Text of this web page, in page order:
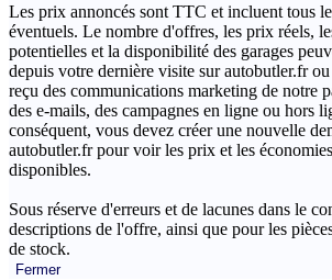
Les prix annoncés sont TTC et incluent tous
éventuels. Le nombre d'offres, les prix réels,
potentielles et la disponibilité des garages
depuis votre dernière visite sur autobutler.fr
reçu des communications marketing de notre
des e-mails, des campagnes en ligne ou hors
conséquent, vous devez créer une nouvelle
autobutler.fr pour voir les prix et les
disponibles.
Sous réserve d'erreurs et de lacunes dans le
descriptions de l'offre, ainsi que pour les
de stock.
Fermer